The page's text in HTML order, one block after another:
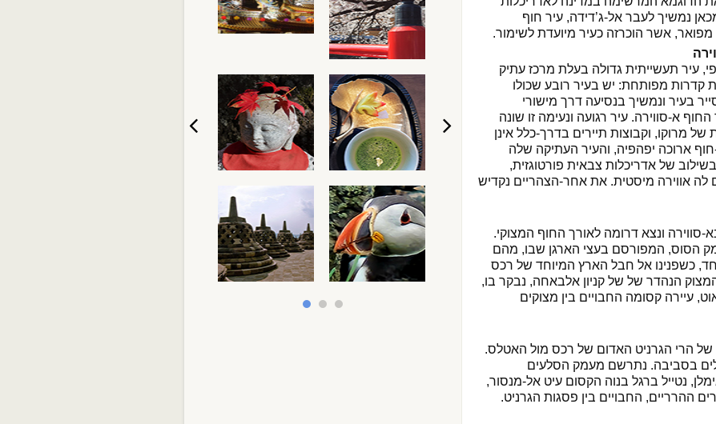
נמשיך לעבר אל-ג’דידה, עיר חוף
מפואר, אשר הוכרזה כעיר מיועדת לשימור.
עיר תעשייתית גדולה בעלת מרכז עתיק
קדרות מפותחת: יש בעיר רובע שכולו
בעיר ונמשיך בנסיעה דרך מישורי
א-סווירה. עיר רגועה ונעימה זו שונה
של מרוקו, וקבוצות תיירים בדרך-כלל אינן
ארוכה יפהפיה, והעיר העתיקה שלה
של אדריכלות צבאית פורטוגזית,
לה אווירה מיסטית. את אחר-הצהריים נקדיש
סווירה ונצא דרומה לאורך החוף המצוקי.
הסוס, המפורסם בעצי הארגן שבו, מהם
כשפנינו אל חבל הארץ המיוחד של רכס
הנהדר של של קניון אלבאחה, נבקר בו,
עיירה קסומה החבויים בין מצוקים
של הרי הגרניט האדום של רכס מול האטלס.
בסביבה. נתרשם מעמק הסלעים
נטייל ברגל בנוה הקסום עיט אל-מנסור,
ההרריים, החבויים בין פסגות הגרניט.